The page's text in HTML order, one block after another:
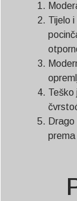
Tijelo
Teško
prema